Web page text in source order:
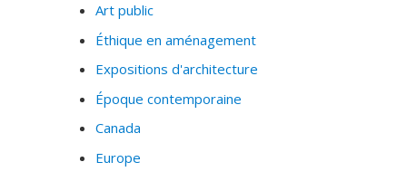
Art public
Éthique en aménagement
Expositions d'architecture
Époque contemporaine
Canada
Europe